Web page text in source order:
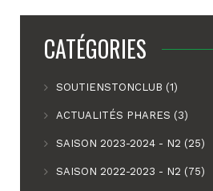
CATÉGORIES
SOUTIENSTONCLUB (1)
ACTUALITÉS PHARES (3)
SAISON 2023-2024 - N2 (25)
SAISON 2022-2023 - N2 (75)